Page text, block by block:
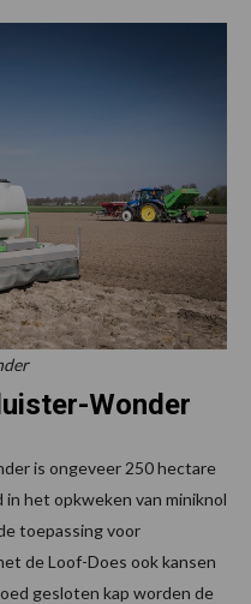
Wonder
is ongeveer 250 hectare
het opkweken van miniknol
toepassing voor
de Loof-Does ook kansen
gesloten kap worden de